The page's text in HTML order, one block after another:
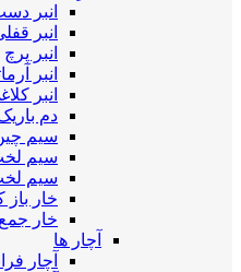
انبر
انبر
انبر پرچ
انبر
انبر
دم
سیم
سیم
سیم
خار باز
خار
آچار ها
آچار